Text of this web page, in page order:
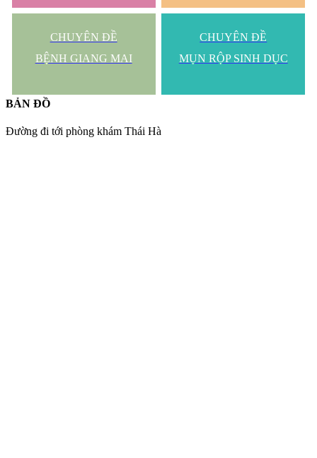
CHUYÊN ĐỀ
BỆNH GIANG MAI
CHUYÊN ĐỀ
MỤN RỘP SINH DỤC
BẢN ĐỒ
Đường đi tới phòng khám Thái Hà